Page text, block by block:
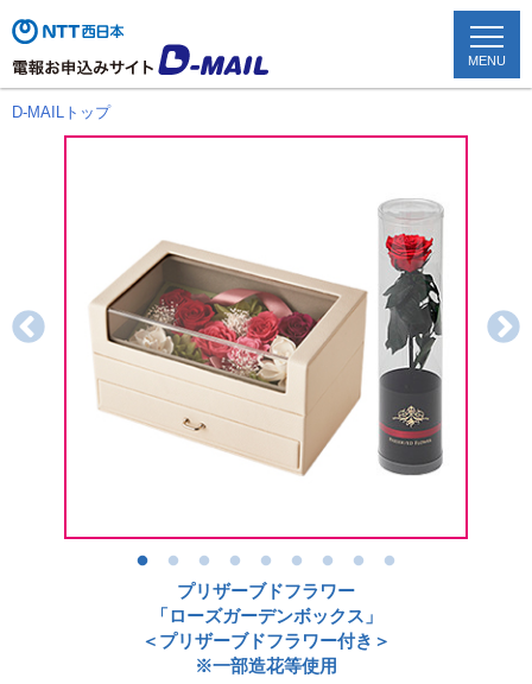
MENU
かんたん申込み
お祝い電報
お悔やみ電報
シーンから選ぶ
電報コラム
D-MAILトップ
プリザーブドフラワー
「ローズガーデンボックス」
＜プリザーブドフラワー付き＞
※一部造花等使用